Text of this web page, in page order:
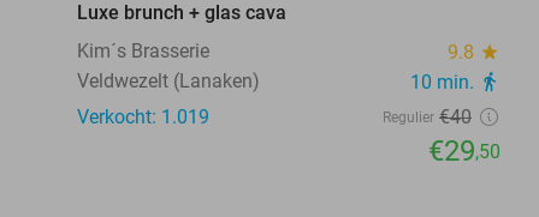
Luxe brunch + glas cava
Kim´s Brasserie
9.8 star
Veldwezelt (Lanaken) 10 min. directions_walk
Verkocht: 1.019 Regulier €40
€29,50